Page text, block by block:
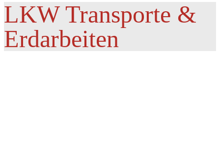
LKW Transporte &
Erdarbeiten